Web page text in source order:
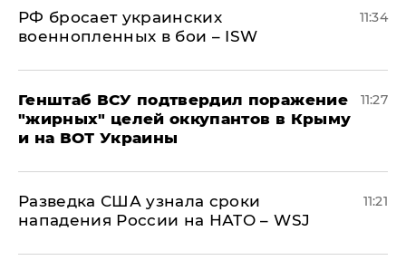
РФ бросает украинских
военнопленных в бои – ISW
11:34
Генштаб ВСУ подтвердил поражение
"жирных" целей оккупантов в Крыму
и на ВОТ Украины
11:27
Разведка США узнала сроки
нападения России на НАТО – WSJ
11:21